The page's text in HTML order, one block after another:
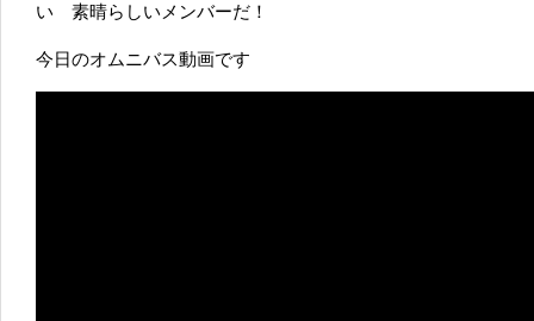
い 素晴らしいメンバーだ！
今日のオムニバス動画です